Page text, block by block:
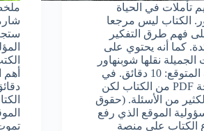
في الحياة
الكتاب ليس مرجعا
فهم طرق التفكير
كما أنه يحتوي على
نقلها شوبنهاور
بكل أمانة. وقت القراءة المتوقع: 10 دقائق. في
موقع كتوباتي توجد نسخة PDF من الكتاب لكن
من الأسئلة. (حقوق
الموقع الذي رفع
الكتاب على منصة